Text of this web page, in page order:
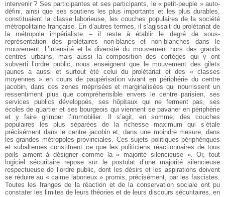
intervenir ? Ses participantes et ses participants, le « petit-peuple » auto-
défini, ainsi que ses soutiens les plus importants et les plus durables,
constituaient la classe laborieuse, les couches populaires de la société
métropolitaine française. En d’autres termes, il s’agissait du prolétariat de
la métropole impérialiste – il reste à établir le degré de sous-
représentation des prolétaires non-blancs et non-blanches dans le
mouvement. L’intensité et la diversité du mouvement hors des grands
centres urbains, mais aussi la composition des cortèges qui y ont
subverti l’ordre public, nous enseignent que le mouvement des gilets
jaunes a aussi et surtout été celui du prolétariat et des « classes
moyennes » en cours de paupérisation vivant en périphérie du centre
jacobin, dans ces zones méprisées et marginalisées qui nourrissent un
ressentiment plus que compréhensible envers le centre parisien, ses
services publics développés, ses hôpitaux qui ne ferment pas, ses
écoles de quartier et ses bourgeois qui viennent se pavaner en périphérie
et y faire grimper l’immobilier. Il s’agit, en somme, des couches
populaires les plus séparées de la richesse maximum qui s’étale
précisément dans le centre jacobin et, dans une moindre mesure, dans
les grandes métropoles provinciales. Ces sujets politiques périphériques
et subalternes constituent ce que les politiciens réactionnaires de tous
poils aiment à désigner comme la « majorité silencieuse ». Or, tout
logiciel sécuritaire repose sur le postulat d’une majorité silencieuse
respectueuse de l’ordre public, dont les désirs et les aspirations doivent
se réduire au « calme laborieux » promis, précisément, par les fascistes.
Toutes les franges de la réaction et de la conservation sociale ont pu
constater les limites de leurs théories et de leurs discours sécuritaires, en